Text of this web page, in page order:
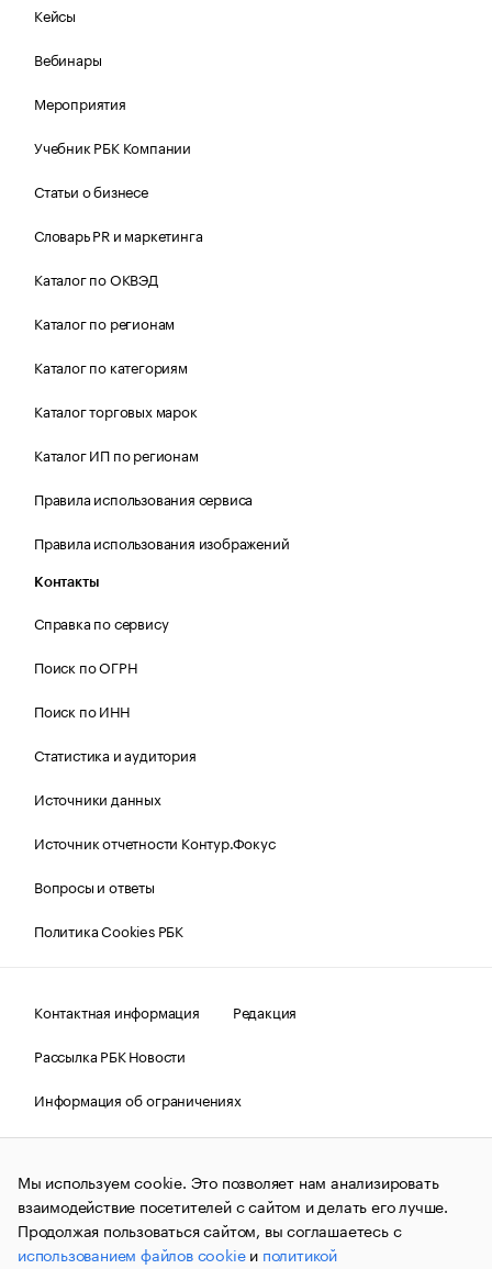
Кейсы
Вебинары
Мероприятия
Учебник РБК Компании
Статьи о бизнесе
Словарь PR и маркетинга
Каталог по ОКВЭД
Каталог по регионам
Каталог по категориям
Каталог торговых марок
Каталог ИП по регионам
Правила использования сервиса
Правила использования изображений
Контакты
Справка по сервису
Поиск по ОГРН
Поиск по ИНН
Статистика и аудитория
Источники данных
Источник отчетности Контур.Фокус
Вопросы и ответы
Политика Cookies РБК
Контактная информация
Редакция
Рассылка РБК Новости
Информация об ограничениях
Правовая информация
О соблюдении авторских прав
© АО «РОСБИЗНЕСКОНСАЛТИНГ»,1995–2026.Сообщения
и материалы информационного агентства «РБК»
(зарегистрировано Федеральной службой по надзору в сфере
связи, информационных технологий и массовых
коммуникаций (Роскомнадзор) 09.12.2015 за номером ИА
Мы используем cookie. Это позволяет нам анализировать
взаимодействие посетителей с сайтом и делать его лучше.
Продолжая пользоваться сайтом, вы соглашаетесь с
использованием файлов cookieи политикой